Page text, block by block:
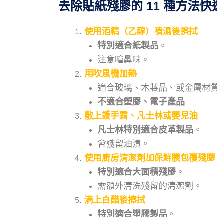
去除貼紙殘膠的 11 種方法快
使用酒精（乙醇）噴濕後擦拭
特別適合紙製品 。
注意嗆鼻味。
用吹風機加熱
適合玻璃、木製品、或金屬材
不適合塑膠、電子產品
敷上護手霜、凡士林或嬰兒油
凡士林特別適合皮革製品 。
會殘留油漬。
使用廚房清潔劑加保鮮膜包覆殘膠
特別適合大面積殘膠 。
需額外清洗殘留的清潔劑。
滴上白醋後擦拭
特別適合塑膠製品 。